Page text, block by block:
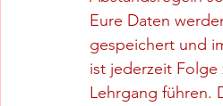
Eure Daten
gespeichert und
ist jederzeit Folge
Lehrgang führen.